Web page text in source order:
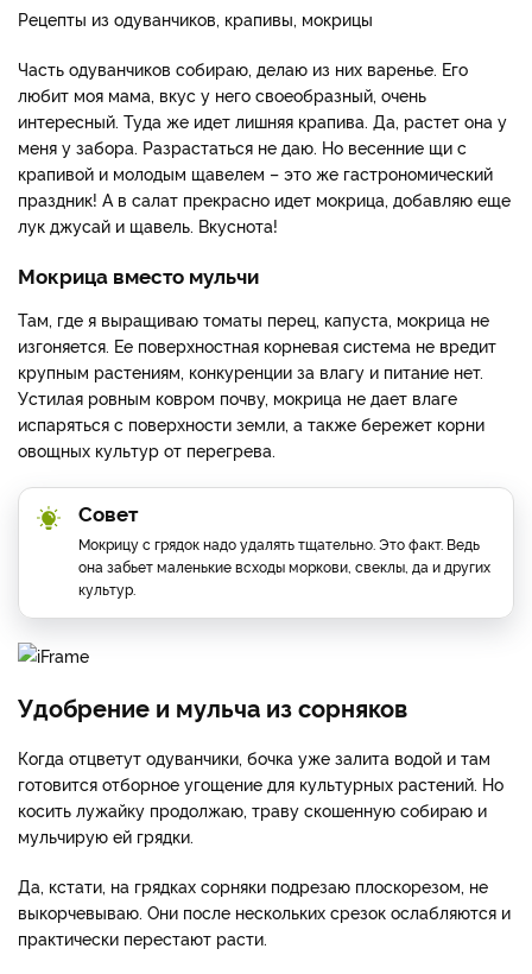
Рецепты из одуванчиков, крапивы, мокрицы
Часть одуванчиков собираю, делаю из них варенье. Его
любит моя мама, вкус у него своеобразный, очень
интересный. Туда же идет лишняя крапива. Да, растет она у
меня у забора. Разрастаться не даю. Но весенние щи с
крапивой и молодым щавелем – это же гастрономический
праздник! А в салат прекрасно идет мокрица, добавляю еще
лук джусай и щавель. Вкуснота!
Мокрица вместо мульчи
Там, где я выращиваю томаты перец, капуста, мокрица не
изгоняется. Ее поверхностная корневая система не вредит
крупным растениям, конкуренции за влагу и питание нет.
Устилая ровным ковром почву, мокрица не дает влаге
испаряться с поверхности земли, а также бережет корни
овощных культур от перегрева.
Совет
Мокрицу с грядок надо удалять тщательно. Это факт. Ведь
она забьет маленькие всходы моркови, свеклы, да и других
культур.
Удобрение и мульча из сорняков
Когда отцветут одуванчики, бочка уже залита водой и там
готовится отборное угощение для культурных растений. Но
косить лужайку продолжаю, траву скошенную собираю и
мульчирую ей грядки.
Да, кстати, на грядках сорняки подрезаю плоскорезом, не
выкорчевываю. Они после нескольких срезок ослабляются и
практически перестают расти.